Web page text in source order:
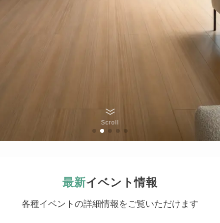
Scroll
最新イベント情報
各種イベントの詳細情報をご覧いただけます